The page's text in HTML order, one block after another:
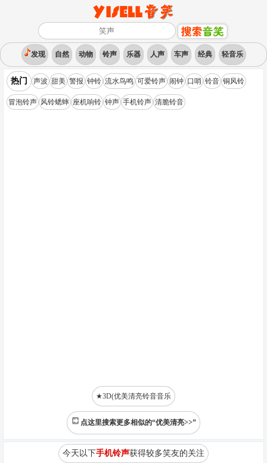
发现 自然 动物 铃声 乐器 人声 车声 经典 轻音乐
热门 声波 甜美 警报 钟铃 流水鸟鸣 可爱铃声 闹钟 口哨 铃音 铜风铃
冒泡铃声 风铃蟋蟀 座机响铃 钟声 手机铃声 清脆铃音
★3D(优美清亮铃音音乐
点这里搜索更多相似的“优美清亮>>”
今天以下手机铃声获得较多笑友的关注